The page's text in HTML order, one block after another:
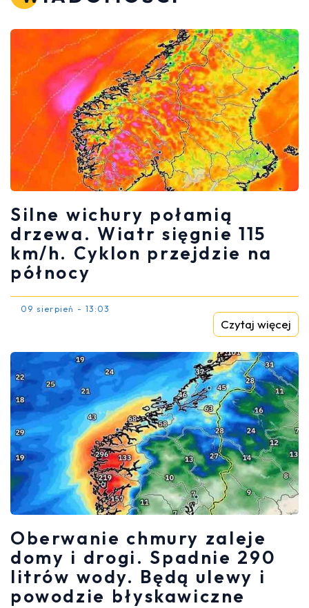
Silne wichury połamią
drzewa. Wiatr sięgnie 115
km/h. Cyklon przejdzie na
północy
09 sierpień - 13:03
Czytaj więcej
Oberwanie chmury zaleje
domy i drogi. Spadnie 290
litrów wody. Będą ulewy i
powodzie błyskawiczne